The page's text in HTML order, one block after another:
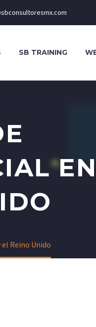
SB TRAINING
Reino Unido